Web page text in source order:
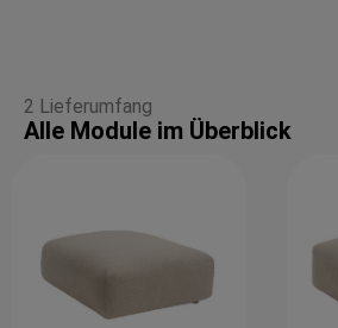
2 Lieferumfang
Alle Module im Überblick